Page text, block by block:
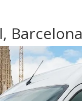
Barcelona